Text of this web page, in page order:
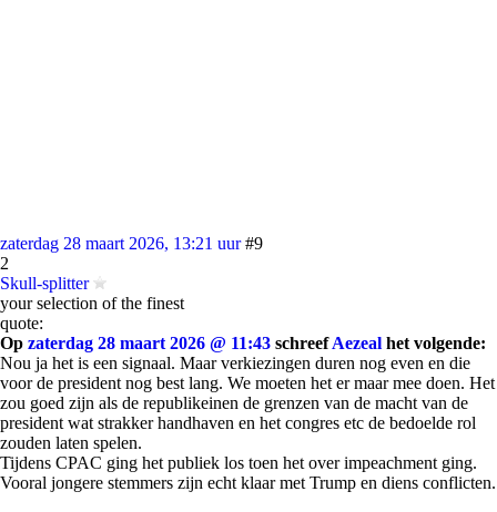
zaterdag 28 maart 2026, 13:21 uur #9
2
Skull-splitter
your selection of the finest
quote:
Op zaterdag 28 maart 2026 @ 11:43 schreefAezeal het volgende:
Nou ja het is een signaal. Maar verkiezingen duren nog even en die
voor de president nog best lang. We moeten het er maar mee doen. Het
zou goed zijn als de republikeinen de grenzen van de macht van de
president wat strakker handhaven en het congres etc de bedoelde rol
zouden laten spelen.
Tijdens CPAC ging het publiek los toen het over impeachment ging.
Vooral jongere stemmers zijn echt klaar met Trump en diens conflicten.